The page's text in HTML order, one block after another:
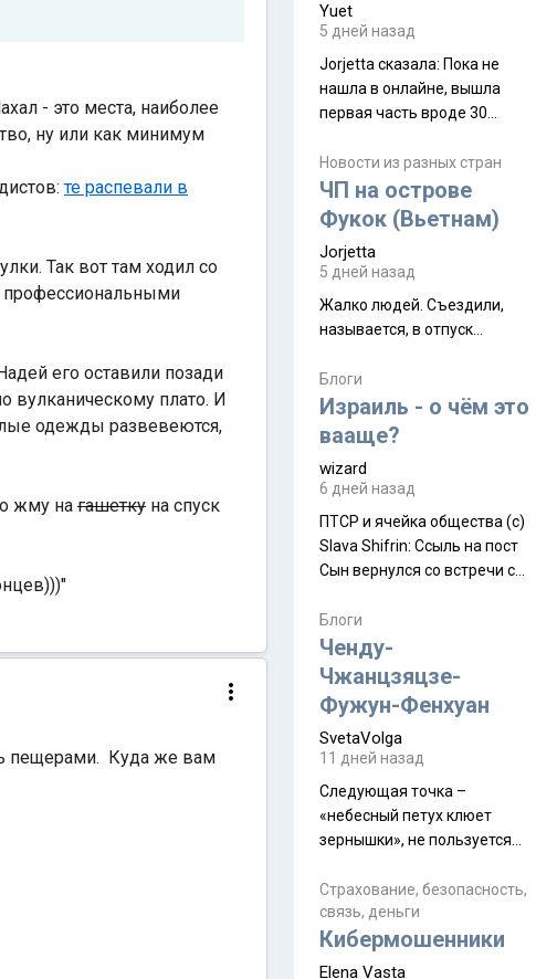
- это места, наиболее
ну или как минимум
те распевали в
Так вот там ходил со
его оставили позади
вулканическому плато. И
одежды развевеются,
жму на гашетку на спуск
пещерами. Куда же вам
Yuet
5 дней назад
Jorjetta сказалa: Пока не
нашла в онлайне, вышла
первая часть вроде 30
Дивали 8 ноября.
Новости из разных стран
ЧП на острове
Фукок (Вьетнам)
Jorjetta
5 дней назад
Жалко людей. Съездили,
называется, в отпуск...
Блоги
Израиль - о чём это
вааще?
wizard
6 дней назад
ПТСР и ячейка общества (с)
Slava Shifrin: Ссыль на пост
Сын вернулся со встречи с
уже, как демобилизовались,
а продолжают встречаться
почти каждую неделю) и с
порога сообщил: "Эйтан
разводится!" Эйтан -
мальчик из религиозной
семьи, из тех, кого называют
"вязаные кипы". С 2022-го
Блоги
Ченду-
Чжанцзяцзе-
Фужун-Фенхуан
SvetaVolga
11 дней назад
Следующая точка –
«небесный петух клюет
зернышки», не пользуется
заслужено, и чтобы попасть
на начало тропы показали
водителю карту, иначе
Страхование, безопасность,
связь, деньги
Кибермошенники
Elena Vasta